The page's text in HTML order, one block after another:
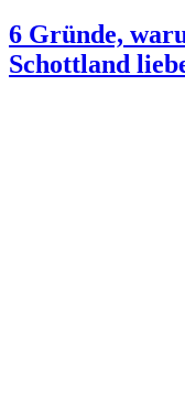
6 Gründe,
Schottland